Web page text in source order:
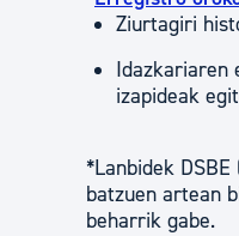
Ziurtagiri
Idazkariaren
izapideak
*Lanbidek
batzuen artean
beharrik gabe.